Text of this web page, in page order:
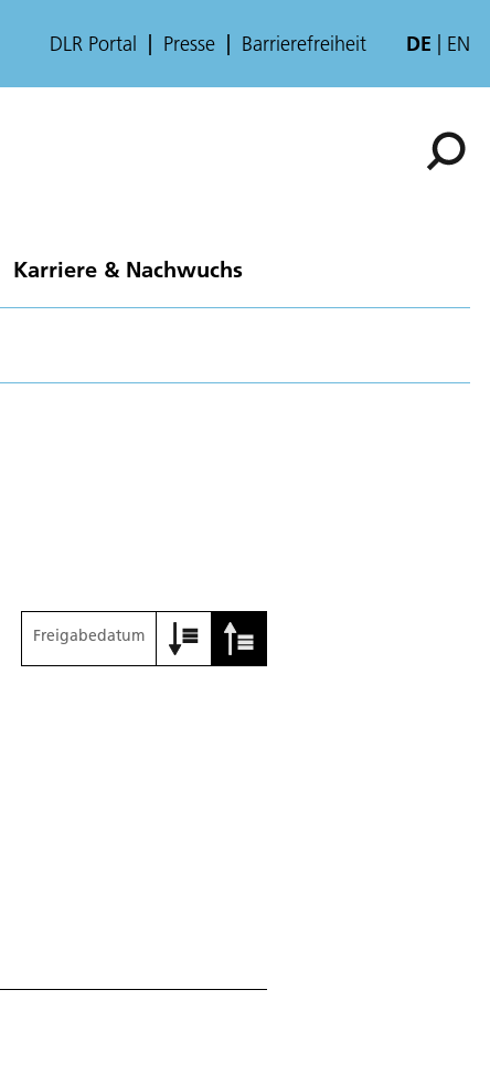
DLR Portal Presse Barrierefreiheit DE EN
Karriere & Nachwuchs
Freigabedatum